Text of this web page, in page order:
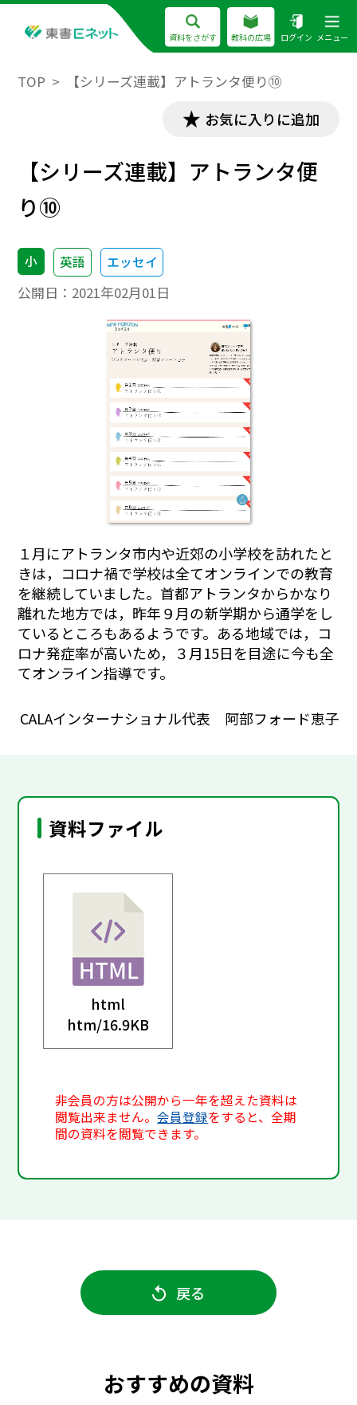
資料をさがす 教科の広場 ログイン メニュー
TOP 【シリーズ連載】アトランタ便り⑩
お気に入りに追加
【シリーズ連載】アトランタ便
り⑩
小 英語 エッセイ
公開日： 2021年02月01日
１月にアトランタ市内や近郊の小学校を訪れたと
きは，コロナ禍で学校は全てオンラインでの教育
を継続していました。首都アトランタからかなり
離れた地方では，昨年９月の新学期から通学をし
ているところもあるようです。ある地域では，コ
ロナ発症率が高いため，３月15日を目途に今も全
てオンライン指導です。
CALAインターナショナル代表 阿部フォード恵子
資料ファイル
html
htm/16.9KB
非会員の方は公開から一年を超えた資料は
閲覧出来ません。会員登録をすると、全期
間の資料を閲覧できます。
戻る
おすすめの資料